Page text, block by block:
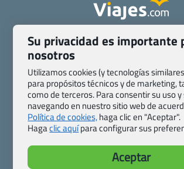
Quienes somos
Contacto
Pasaporte, Visado, Salud y otras
Blog de Viajes.com
Registro de
Preguntas frecuentes
Condiciones
Política de privacidad y cookies
Todas las páginas – sitemap
Viajes.com
Last Minute Express S.L.U.
c/ Drago, CC HLS, Local 13
Su privacidad es importante
nosotros
Utilizamos cookies (y tecnologías
para propósitos técnicos y de marketing,
como de terceros. Para consentir su uso
navegando en nuestro sitio web de
Política de cookies,haga clic en "Aceptar".
Hagaclic aquípara configurar sus
Aceptar